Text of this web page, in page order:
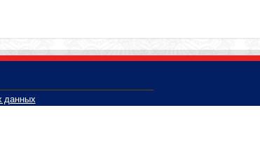
данных